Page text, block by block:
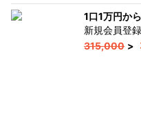
1口1万円か
新規会員登
315,000 >